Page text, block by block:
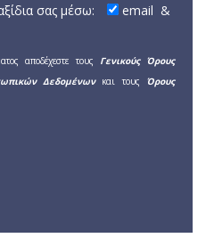
σας μέσω: email &
αποδέχεστε τους Γενικούς Όρους
Δεδομένωνκαι τους Όρους